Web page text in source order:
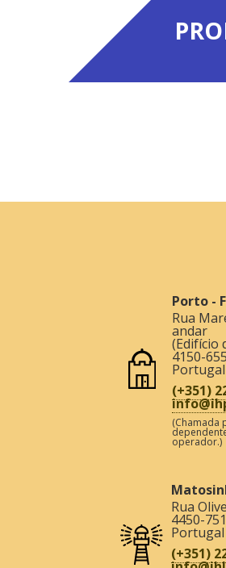
Porto -
Rua
andar
(Edifício
4150-655
Portugal
(+351)
(Chamada
operador.)
Rua
4450-751
Portugal
(+351)